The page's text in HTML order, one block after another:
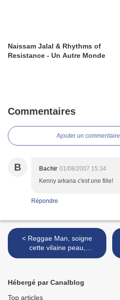
Naissam Jalal & Rhythms of
Resistance - Un Autre Monde
Commentaires
Ajouter un commentaire
B Bachir 01/08/2007 15:34
Kenny arkana c'est une fille!
Répondre
< Reggae Man, soigne
cette vilaine peau,
apprends à boire et vient
Hébergé par Canalblog
Top articles